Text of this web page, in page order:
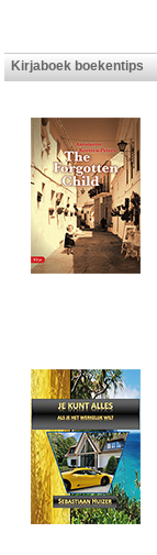
Kirjaboek boekentips